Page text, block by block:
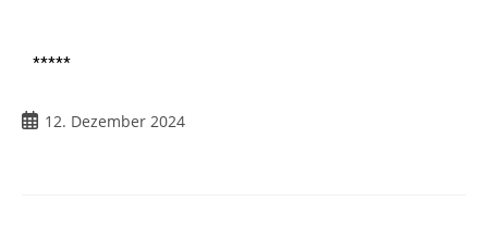
*****
12. Dezember 2024